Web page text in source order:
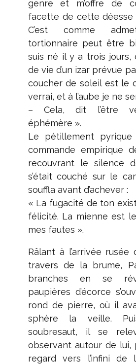
genre et m’offre de
facette de cette déesse
C’est comme
tortionnaire peut être
suis né il y a trois jours,
de vie d’un izar prévue
coucher de soleil est le
verrai, et à l’aube je ne
– Cela, dit l’être
éphémère ».
Le pétillement pyrique
commande empirique
recouvrant le silence
s’était couché sur le
souffla avant d’achever :
« La fugacité de ton
félicité. La mienne est
mes fautes ».
Râlant à l’arrivée rusée
travers de la brume,
branches en se
paupières d’écorce
rond de pierre, où il
sphère la veille.
soubresaut, il se
observant autour de lui,
regard vers l’infini de